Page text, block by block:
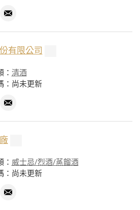
有限公司
： 清酒
：尚未更新
： 威士忌/烈酒/蒸餾酒
：尚未更新